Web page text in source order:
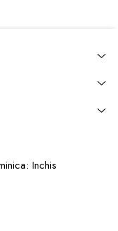
Inchis